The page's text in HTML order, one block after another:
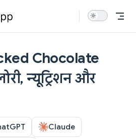
Chocolate
न्यूट्रिशन और
Claude